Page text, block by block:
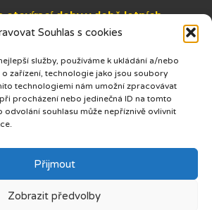
Souhlas s cookies
služby, používáme k ukládání a/nebo
zařízení, technologie jako jsou soubory
technologiemi nám umožní zpracovávat
procházení nebo jedinečná ID na tomto
odvolání souhlasu může nepříznivě ovlivnit
Přijmout
Zobrazit předvolby
otevírací doby v době letních